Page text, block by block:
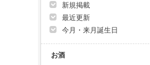
新規掲載
最近更新
今月・来月誕生日
お酒